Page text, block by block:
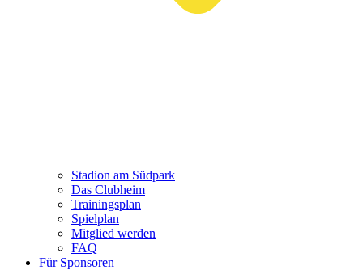
Stadion am Südpark
Das Clubheim
Trainingsplan
Spielplan
Mitglied werden
FAQ
Für Sponsoren